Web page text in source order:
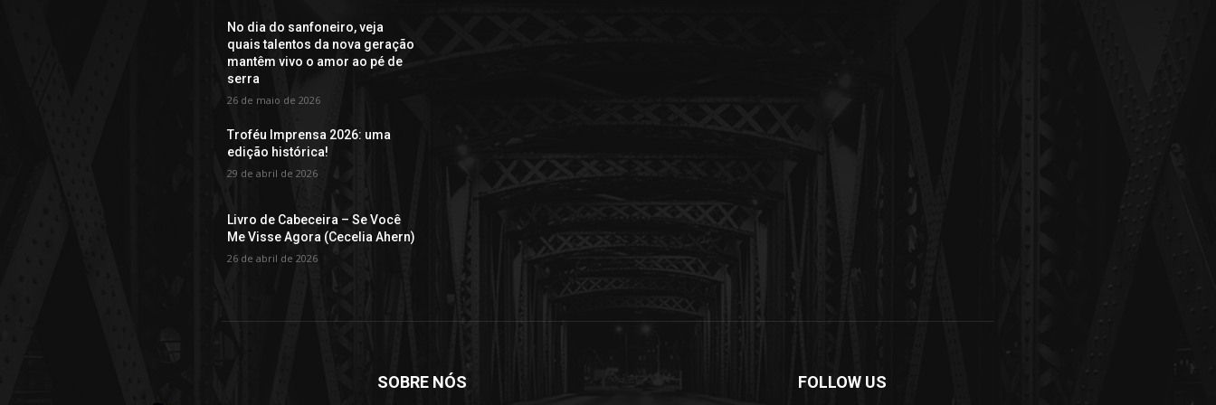
No dia do sanfoneiro, veja
quais talentos da nova geração
mantêm vivo o amor ao pé de
serra
26 de maio de 2026
Troféu Imprensa 2026: uma
edição histórica!
29 de abril de 2026
Livro de Cabeceira – Se Você
Me Visse Agora (Cecelia Ahern)
26 de abril de 2026
SOBRE NÓS FOLLOW US